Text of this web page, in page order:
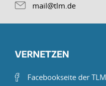
mail@tlm.de
VERNETZEN
Facebookseite der TLM